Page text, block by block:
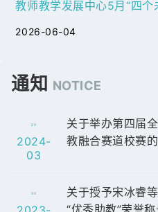
教师教学发展中心5月“四个
2026-06-04
通知 NOTICE
29
2024-
03
关于举办第四届
教融合赛道校赛
30
关于授予宋冰睿
“优秀助教”荣誉